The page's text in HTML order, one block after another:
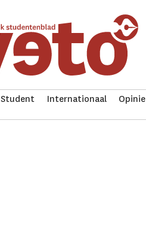
Student Internationaal Opinie